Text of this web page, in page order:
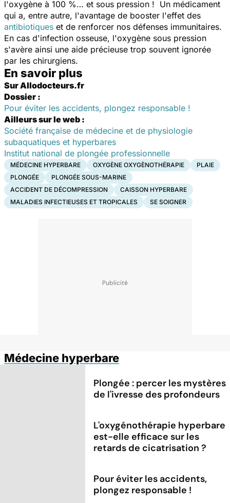
l'oxygène à 100 %… et sous pression ! Un médicament
qui a, entre autre, l'avantage de booster l'effet des
antibiotiques et de renforcer nos défenses immunitaires.
En cas d'infection osseuse, l'oxygène sous pression
s'avère ainsi une aide précieuse trop souvent ignorée
par les chirurgiens.
En savoir plus
Sur Allodocteurs.fr
Dossier :
Pour éviter les accidents, plongez responsable !
Ailleurs sur le web :
Société française de médecine et de physiologie
subaquatiques et hyperbares
Institut national de plongée professionnelle
MÉDECINE HYPERBARE OXYGÈNE OXYGÈNOTHÉRAPIE
PLAIE
PLONGÉE
PLONGÉE SOUS-MARINE
ACCIDENT DE DÉCOMPRESSION
CAISSON HYPERBARE
MALADIES INFECTIEUSES ET TROPICALES
SE SOIGNER
Médecine hyperbare
Plongée : percer les mystères
de l'ivresse des profondeurs
L'oxygénothérapie hyperbare
est-elle efficace sur les
retards de cicatrisation ?
Pour éviter les accidents,
plongez responsable !